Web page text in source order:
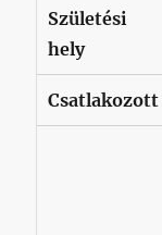
Születési
hely
Csatlakozott